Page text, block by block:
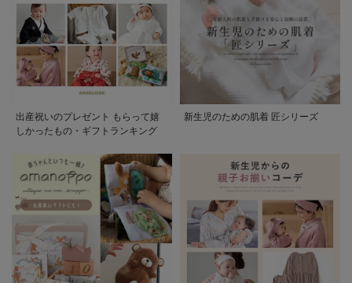
出産祝いのプレゼント もらって嬉
しかったもの・ギフトランキング
新生児のための肌着 匠シリーズ